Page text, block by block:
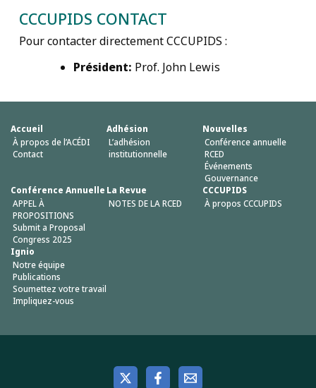
CCCUPIDS CONTACT
Pour contacter directement CCCUPIDS :
Président: Prof. John Lewis
Accueil
À propos de l’ACÉDI
Contact
Adhésion
L’adhésion
institutionnelle
Nouvelles
Conférence annuelle
RCED
Événements
Gouvernance
Conférence Annuelle
APPEL À
PROPOSITIONS
Submit a Proposal
Congress 2025
La Revue
NOTES DE LA RCED
CCCUPIDS
À propos CCCUPIDS
Ignio
Notre équipe
Publications
Soumettez votre travail
Impliquez-vous